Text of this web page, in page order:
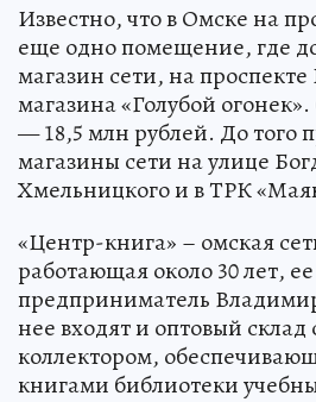
Известно, что в Омске на
еще одно помещение, где
магазин сети, на
магазина «Голубой
— 18,5 млн рублей. До того
магазины сети на улице
Хмельницкого и в ТРК
«Центр-книга» – омская
работающая около 30 лет,
предприниматель
нее входят и оптовый
коллектором,
книгами библиотеки